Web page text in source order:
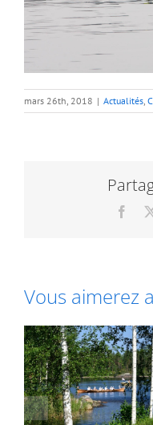
mars 26th, 2018 | Actualités,
Vous aimerez